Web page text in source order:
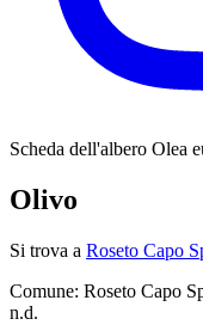
Scheda dell'albero Olea
Olivo
Si trova a Roseto Capo
Comune: Roseto Capo
n.d.